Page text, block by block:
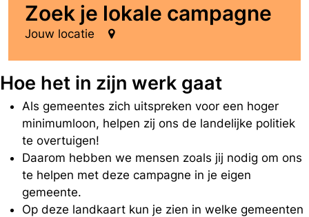
Zoek je lokale campagne
Jouw locatie
Hoe het in zijn werk gaat
Als gemeentes zich uitspreken voor een hoger
minimumloon, helpen zij ons de landelijke politiek
te overtuigen!
Daarom hebben we mensen zoals jij nodig om ons
te helpen met deze campagne in je eigen
gemeente.
Op deze landkaart kun je zien in welke gemeenten